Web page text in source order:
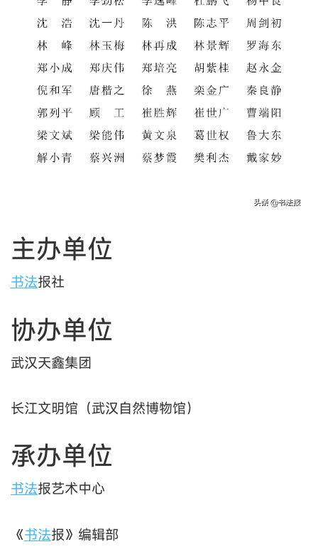
主办单位
书法报社
协办单位
武汉天鑫集团
长江文明馆（武汉自然博物馆）
承办单位
书法报艺术中心
《书法报》编辑部